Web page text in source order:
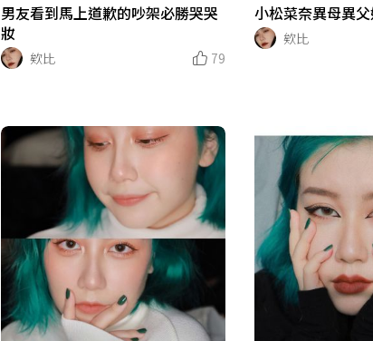
男友看到馬上道歉的吵架必勝哭哭
妝
欸比
79
小松菜奈異母異
欸比